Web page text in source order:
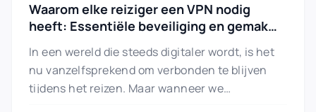
Waarom elke reiziger een VPN nodig
heeft: Essentiële beveiliging en gemak
In een wereld die steeds digitaler wordt, is het
nu vanzelfsprekend om verbonden te blijven
tijdens het reizen. Maar wanneer we